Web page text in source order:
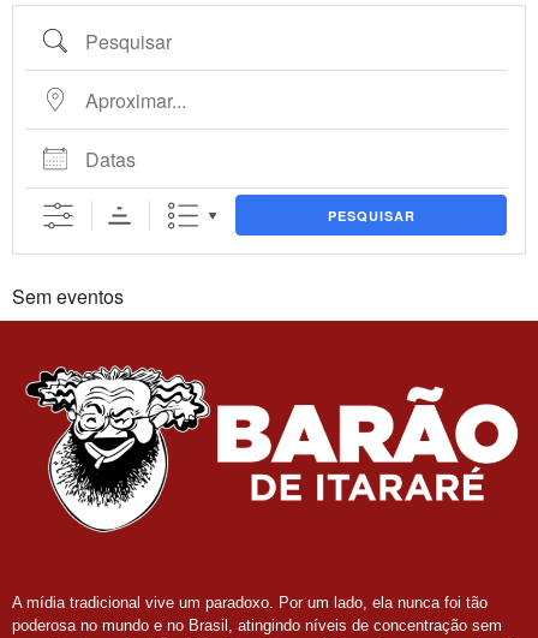
PESQUISAR
Sem eventos
A mídia tradicional vive um paradoxo. Por um lado, ela nunca foi tão
poderosa no mundo e no Brasil, atingindo níveis de concentração sem